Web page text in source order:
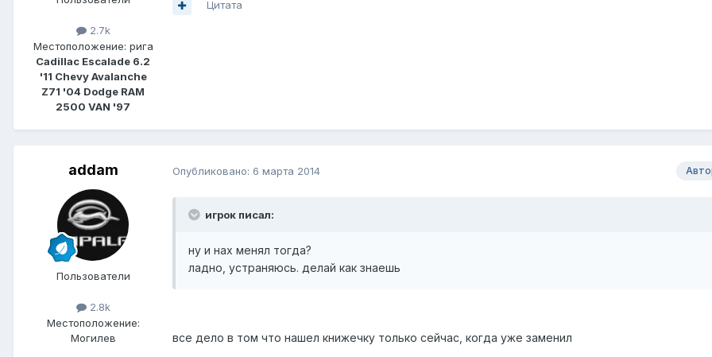
2.7k
Местоположение: рига
Cadillac Escalade 6.2
'11 Chevy Avalanche
Z71 '04 Dodge RAM
2500 VAN '97
Цитата
addam
Пользователи
2.8k
Местоположение:
Могилев
Опубликовано: 6 марта 2014
игрок писал:
ну и нах менял тогда?
ладно, устраняюсь. делай как знаешь
все дело в том что нашел книжечку только сейчас, когда уже заменил